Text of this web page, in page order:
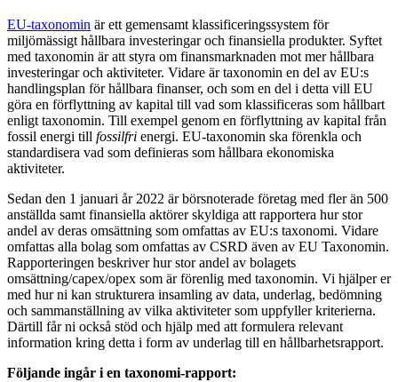
EU-taxonomin är ett gemensamt klassificeringssystem för
miljömässigt hållbara investeringar och finansiella produkter. Syftet
med taxonomin är att styra om finansmarknaden mot mer hållbara
investeringar och aktiviteter. Vidare är taxonomin en del av EU:s
handlingsplan för hållbara finanser, och som en del i detta vill EU
göra en förflyttning av kapital till vad som klassificeras som hållbart
enligt taxonomin. Till exempel genom en förflyttning av kapital från
fossil energi till fossilfri energi. EU-taxonomin ska förenkla och
standardisera vad som definieras som hållbara ekonomiska
aktiviteter.
Sedan den 1 januari år 2022 ärbörsnoterade företag med fler än 500
anställda samt finansiella aktörer skyldiga att rapportera hur stor
andel av deras omsättning som omfattas av EU:s taxonomi. Vidare
omfattas alla bolag som omfattas av CSRD även av EU Taxonomin.
Rapporteringen beskriver hur stor andel av bolagets
omsättning/capex/opex som är förenlig med taxonomin. Vi hjälper er
med hur ni kan strukturera insamling av data, underlag, bedömning
och sammanställning av vilka aktiviteter som uppfyller kriterierna.
Därtill får ni också stöd och hjälp med att formulera relevant
information kring detta i form av underlag till en hållbarhetsrapport.
Följande ingår i en taxonomi-rapport: